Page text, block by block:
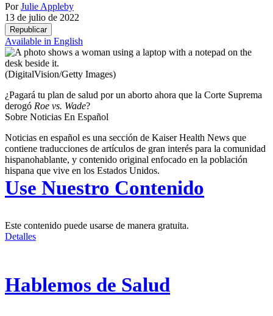
PorJulie Appleby
13 de julio de 2022
Republicar
Available in English
(DigitalVision/Getty Images)
¿Pagará tu plan de salud por un aborto ahora que la Corte Suprema
derogó Roe vs. Wade?
Sobre Noticias En Español
Noticias en español es una sección de Kaiser Health News que
contiene traducciones de artículos de gran interés para la comunidad
hispanohablante, y contenido original enfocado en la población
hispana que vive en los Estados Unidos.
Use Nuestro Contenido
Este contenido puede usarse de manera gratuita.
Detalles
Hablemos de Salud